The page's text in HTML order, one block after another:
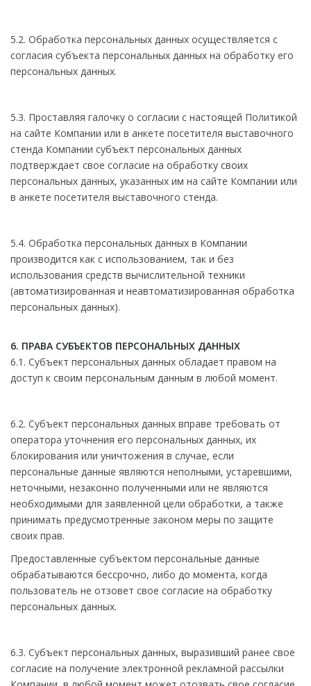
5.2. Обработка персональных данных осуществляется с
согласия субъекта персональных данных на обработку его
персональных данных.
5.3. Проставляя галочку о согласии с настоящей Политикой
на сайте Компании или в анкете посетителя выставочного
стенда Компании субъект персональных данных
подтверждает свое согласие на обработку своих
персональных данных, указанных им на сайте Компании или
в анкете посетителя выставочного стенда.
5.4. Обработка персональных данных в Компании
производится как с использованием, так и без
использования средств вычислительной техники
(автоматизированная и неавтоматизированная обработка
персональных данных).
6. ПРАВА СУБЪЕКТОВ ПЕРСОНАЛЬНЫХ ДАННЫХ
6.1. Субъект персональных данных обладает правом на
доступ к своим персональным данным в любой момент.
6.2. Субъект персональных данных вправе требовать от
оператора уточнения его персональных данных, их
блокирования или уничтожения в случае, если
персональные данные являются неполными, устаревшими,
неточными, незаконно полученными или не являются
необходимыми для заявленной цели обработки, а также
принимать предусмотренные законом меры по защите
своих прав.
Предоставленные субъектом персональные данные
обрабатываются бессрочно, либо до момента, когда
пользователь не отзовет свое согласие на обработку
персональных данных.
6.3. Субъект персональных данных, выразивший ранее свое
согласие на получение электронной рекламной рассылки